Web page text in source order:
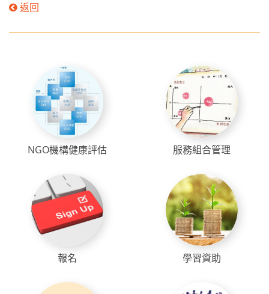
返回
NGO機構健康評估 服務組合管理
報名 學習資助